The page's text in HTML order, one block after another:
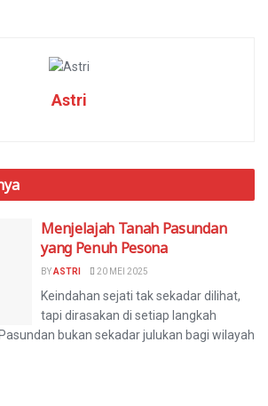
Astri
Menjelajah Tanah Pasundan
yang Penuh Pesona
BYASTRI 20 MEI 2025
Keindahan sejati tak sekadar dilihat,
tapi dirasakan di setiap langkah
bukan sekadar julukan bagi wilayah